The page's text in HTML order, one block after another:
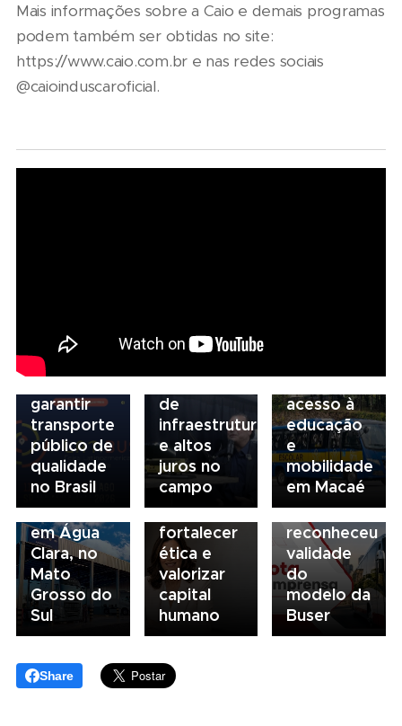
Mais informações sobre a Caio e demais programas
podem também ser obtidas no site:
https://www.caio.com.br e nas redes sociais
@caioinduscaroficial.
financiamento
para
garantir
transporte
público de
qualidade
no Brasil
da FAESP
gargalos
de
infraestrutura
e altos
juros no
campo
fortalece
acesso à
educação
e
mobilidade
em Macaé
03/08/2026
Volvo
inaugura
concessionária
em Água
Clara, no
Mato
Grosso do
Sul
03/08/2026
transporte:
BRT
Sorocaba
utiliza
compliance
para
fortalecer
ética e
valorizar
capital
humano
03/08/2026
Sindicato
esclarece
que STF
não
reconheceu
validade
do
modelo da
Buser
Share